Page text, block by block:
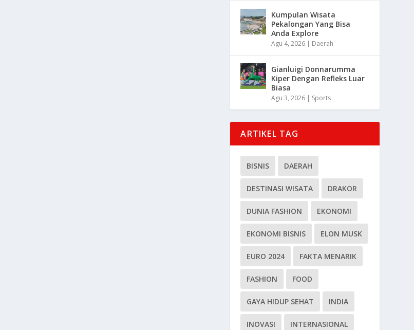
Kumpulan Wisata
Pekalongan Yang Bisa
Anda Explore
Agu 4, 2026 | Daerah
Gianluigi Donnarumma
Kiper Dengan Refleks Luar
Biasa
Agu 3, 2026 | Sports
ARTIKEL TAG
BISNIS DAERAH
DESTINASI WISATA DRAKOR
DUNIA FASHION EKONOMI
EKONOMI BISNIS ELON MUSK
EURO 2024 FAKTA MENARIK
FASHION FOOD
GAYA HIDUP SEHAT INDIA
INOVASI INTERNASIONAL